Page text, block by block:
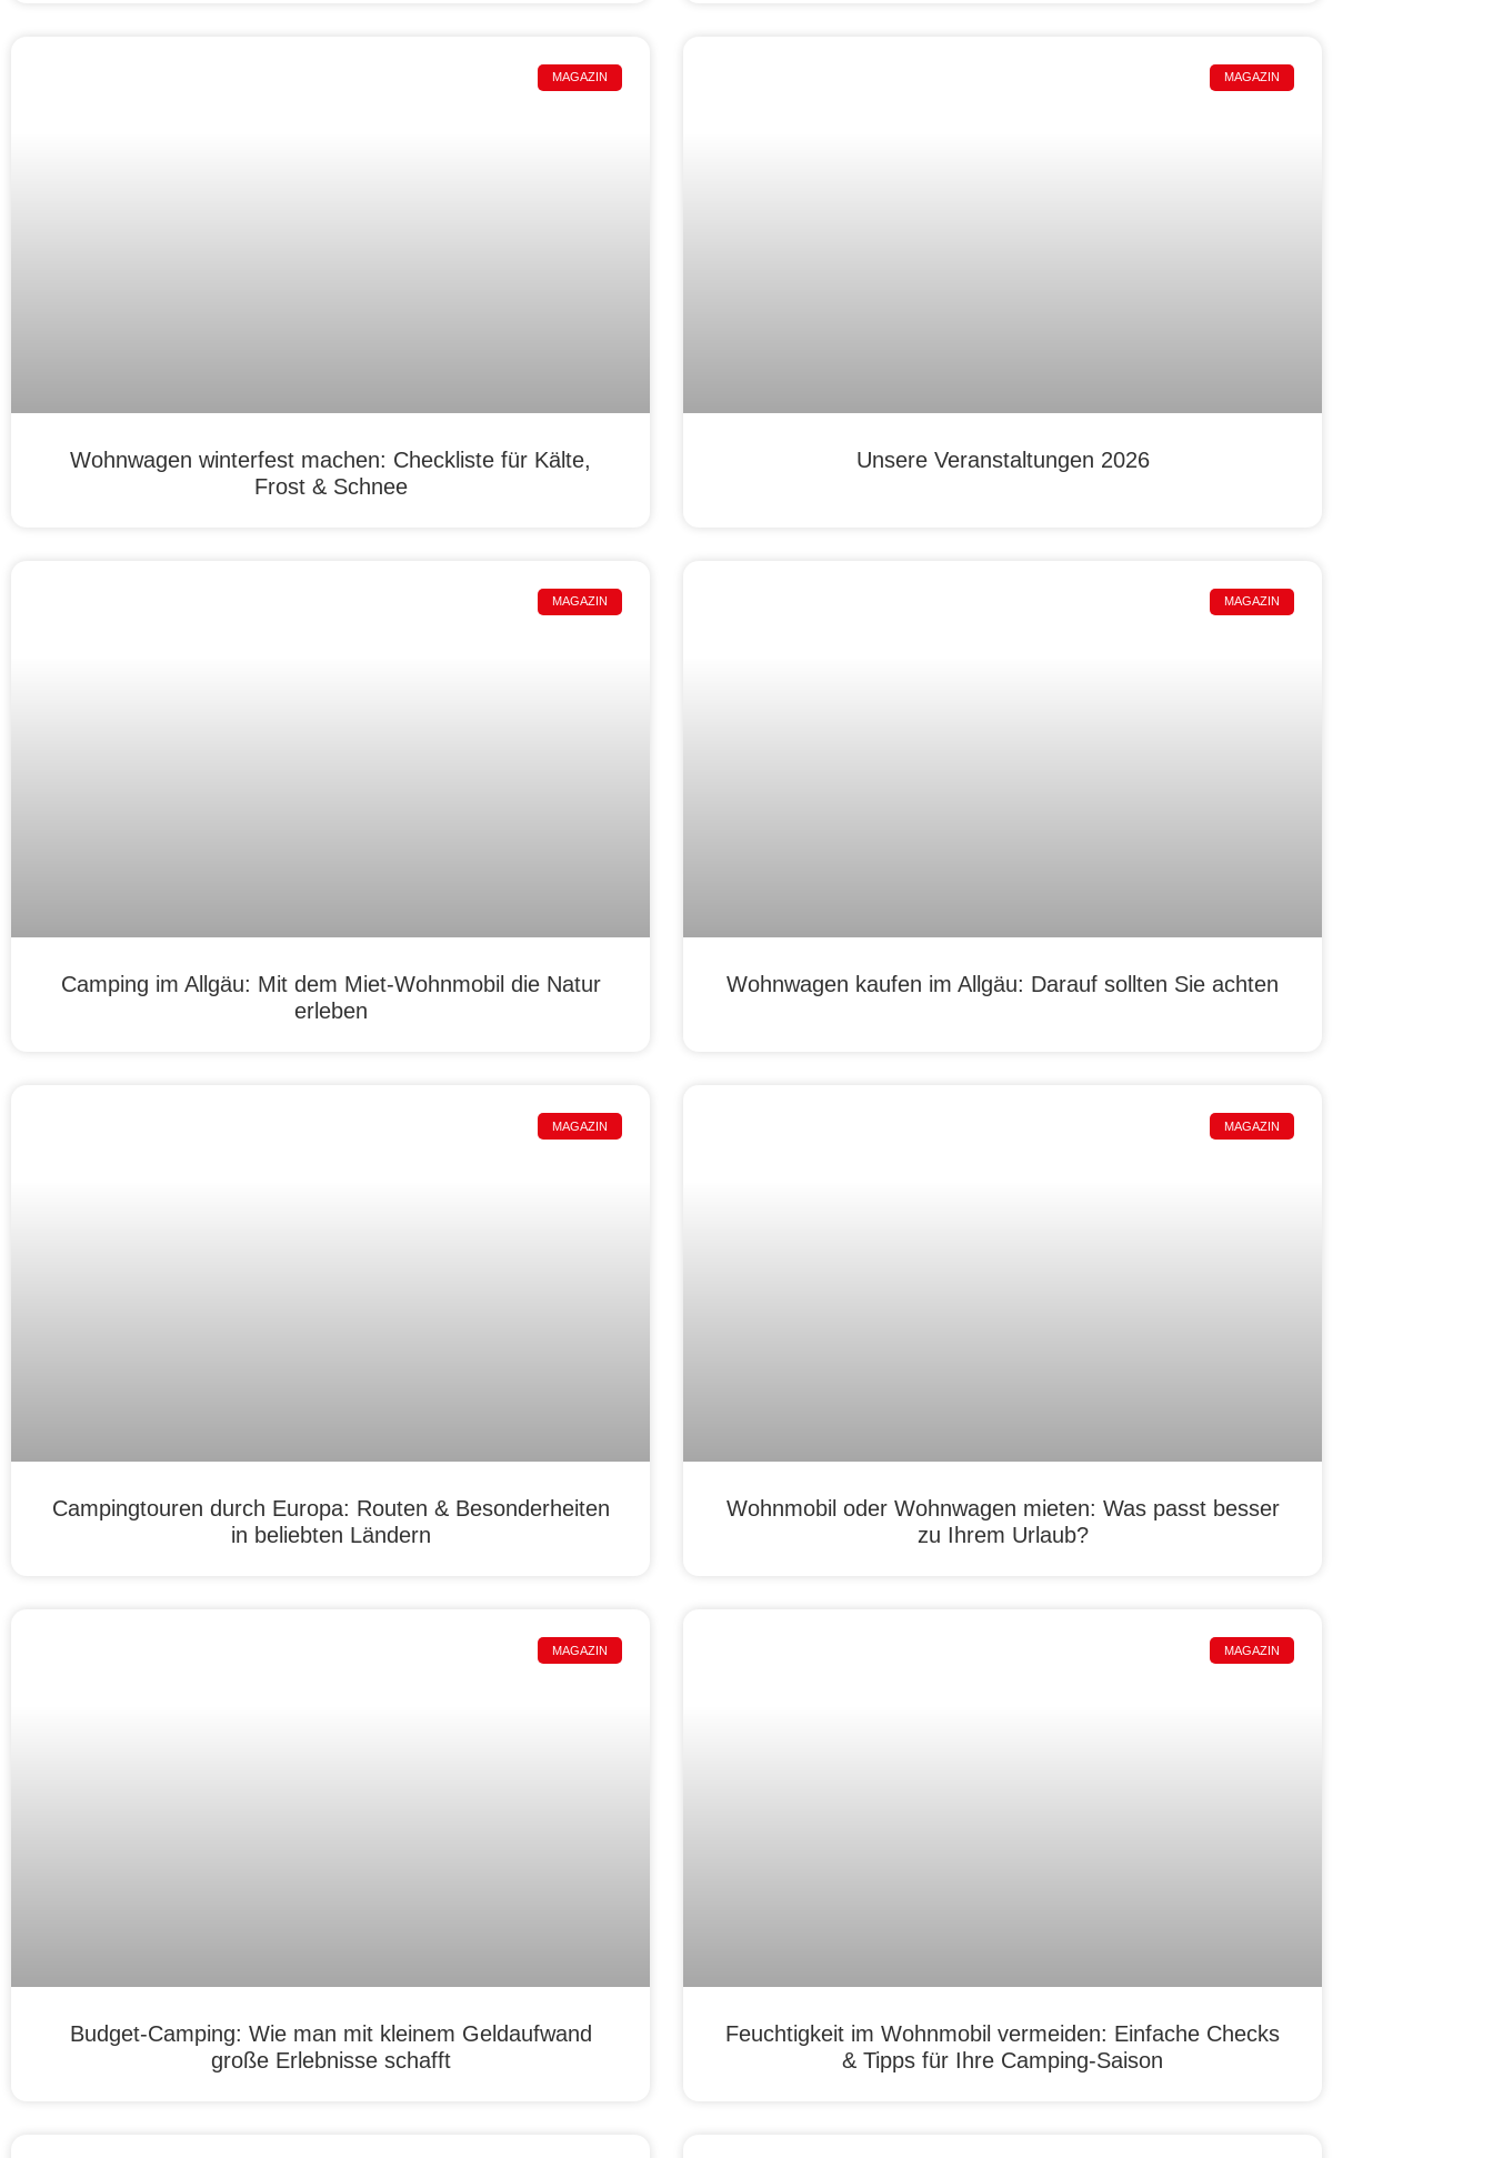
MAGAZIN
Wohnwagen winterfest machen: Checkliste für Kälte,
Frost & Schnee
MAGAZIN
Unsere Veranstaltungen 2026
MAGAZIN
Camping im Allgäu: Mit dem Miet-Wohnmobil die Natur
erleben
MAGAZIN
Wohnwagen kaufen im Allgäu: Darauf sollten Sie achten
MAGAZIN
Campingtouren durch Europa: Routen & Besonderheiten
in beliebten Ländern
MAGAZIN
Wohnmobil oder Wohnwagen mieten: Was passt besser
zu Ihrem Urlaub?
MAGAZIN
Budget-Camping: Wie man mit kleinem Geldaufwand
große Erlebnisse schafft
MAGAZIN
Feuchtigkeit im Wohnmobil vermeiden: Einfache Checks
& Tipps für Ihre Camping-Saison